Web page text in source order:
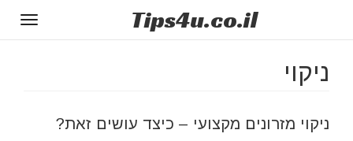
Tips4u.co.il
ניקוי
ניקוי מזרונים מקצועי – כיצד עושים זאת?